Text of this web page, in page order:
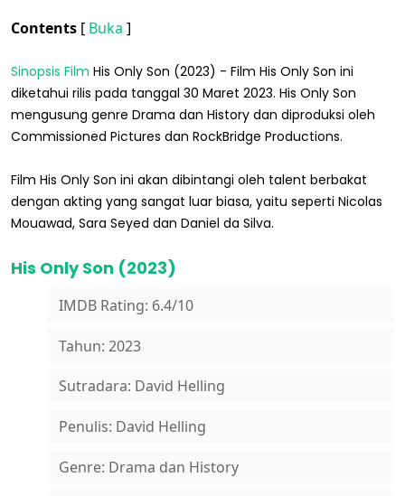
Contents [ Buka ]
Sinopsis Film His Only Son (2023) - Film His Only Son ini
diketahui rilis pada tanggal 30 Maret 2023. His Only Son
mengusung genre Drama dan History dan diproduksi oleh
Commissioned Pictures dan RockBridge Productions.
Film His Only Son ini akan dibintangi oleh talent berbakat
dengan akting yang sangat luar biasa, yaitu seperti Nicolas
Mouawad, Sara Seyed dan Daniel da Silva.
His Only Son (2023)
IMDB Rating: 6.4/10
Tahun: 2023
Sutradara: David Helling
Penulis: David Helling
Genre: Drama dan History